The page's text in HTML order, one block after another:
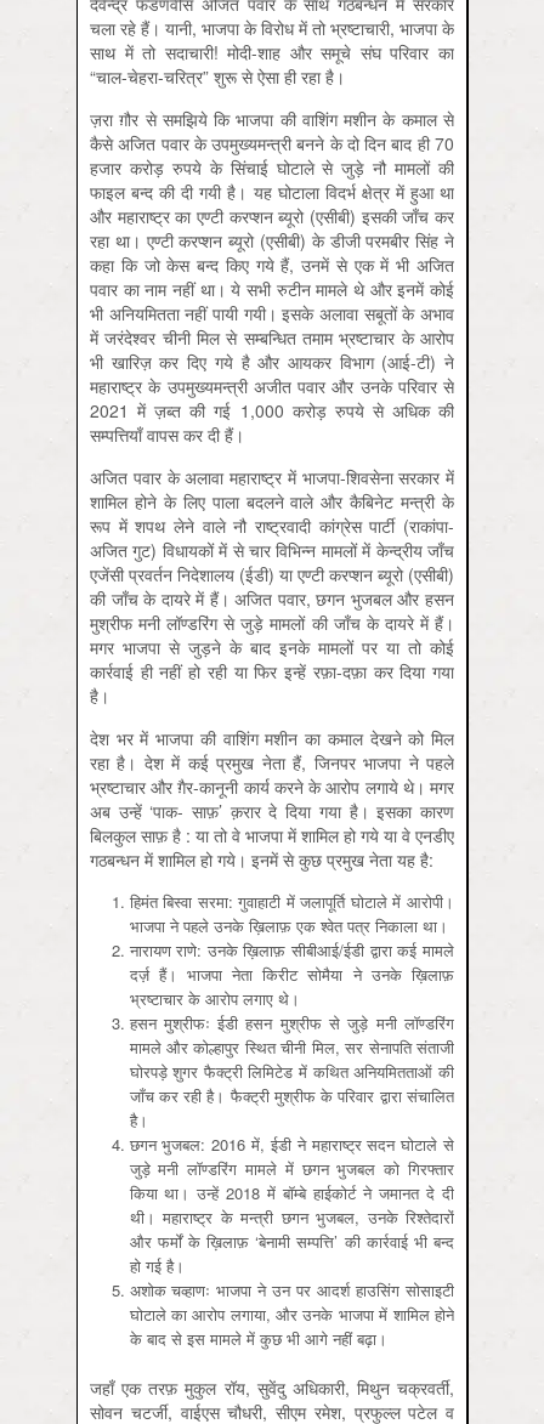
चला रहे हैं। यानी, भाजपा के विरोध में तो भ्रष्टाचारी, भाजपा के
साथ में तो सदाचारी! मोदी-शाह और समूचे संघ परिवार का
“चाल-चेहरा-चरित्र” शुरू से ऐसा ही रहा है।
ज़रा ग़ौर से समझिये कि भाजपा की वाशिंग मशीन के कमाल से
कैसे अजित पवार के उपमुख्यमन्त्री बनने के दो दिन बाद ही 70
हजार करोड़ रुपये के सिंचाई घोटाले से जुड़े नौ मामलों की
फाइल बन्द की दी गयी है। यह घोटाला विदर्भ क्षेत्र में हुआ था
और महाराष्ट्र का एण्टी करप्शन ब्यूरो (एसीबी) इसकी जाँच कर
रहा था। एण्टी करप्शन ब्यूरो (एसीबी) के डीजी परमबीर सिंह ने
कहा कि जो केस बन्द किए गये हैं, उनमें से एक में भी अजित
पवार का नाम नहीं था। ये सभी रुटीन मामले थे और इनमें कोई
भी अनियमितता नहीं पायी गयी। इसके अलावा सबूतों के अभाव
में जरंदेश्वर चीनी मिल से सम्बन्धित तमाम भ्रष्टाचार के आरोप
भी खारिज़ कर दिए गये है और आयकर विभाग (आई-टी) ने
महाराष्ट्र के उपमुख्यमन्त्री अजीत पवार और उनके परिवार से
2021 में ज़ब्त की गई 1,000 करोड़ रुपये से अधिक की
सम्पत्तियाँ वापस कर दी हैं।
अजित पवार के अलावा महाराष्ट्र में भाजपा-शिवसेना सरकार में
शामिल होने के लिए पाला बदलने वाले और कैबिनेट मन्त्री के
रूप में शपथ लेने वाले नौ राष्ट्रवादी कांग्रेस पार्टी (राकांपा-
अजित गुट) विधायकों में से चार विभिन्न मामलों में केन्द्रीय जाँच
एजेंसी प्रवर्तन निदेशालय (ईडी) या एण्टी करप्शन ब्यूरो (एसीबी)
की जाँच के दायरे में हैं। अजित पवार, छगन भुजबल और हसन
मुश्रीफ मनी लॉण्डरिंग से जुड़े मामलों की जाँच के दायरे में हैं।
मगर भाजपा से जुड़ने के बाद इनके मामलों पर या तो कोई
कार्रवाई ही नहीं हो रही या फिर इन्हें रफ़ा-दफ़ा कर दिया गया
है।
देश भर में भाजपा की वाशिंग मशीन का कमाल देखने को मिल
रहा है। देश में कई प्रमुख नेता हैं, जिनपर भाजपा ने पहले
भ्रष्टाचार और ग़ैर-कानूनी कार्य करने के आरोप लगाये थे। मगर
अब उन्हें ‘पाक- साफ़’ क़रार दे दिया गया है। इसका कारण
बिलकुल साफ़ है : या तो वे भाजपा में शामिल हो गये या वे एनडीए
गठबन्धन में शामिल हो गये। इनमें से कुछ प्रमुख नेता यह है:
हिमंत बिस्वा सरमा: गुवाहाटी में जलापूर्ति घोटाले में आरोपी।
भाजपा ने पहले उनके ख़िलाफ़ एक श्वेत पत्र निकाला था।
नारायण राणे: उनके ख़िलाफ़ सीबीआई/ईडी द्वारा कई मामले
दर्ज़ हैं। भाजपा नेता किरीट सोमैया ने उनके ख़िलाफ़
भ्रष्टाचार के आरोप लगाए थे।
हसन मुश्रीफः ईडी हसन मुश्रीफ से जुड़े मनी लॉण्डरिंग
मामले और कोल्हापुर स्थित चीनी मिल, सर सेनापति संताजी
घोरपड़े शुगर फैक्ट्री लिमिटेड में कथित अनियमितताओं की
जाँच कर रही है। फैक्ट्री मुश्रीफ के परिवार द्वारा संचालित
है।
छगन भुजबल: 2016 में, ईडी ने महाराष्ट्र सदन घोटाले से
जुड़े मनी लॉण्डरिंग मामले में छगन भुजबल को गिरफ्तार
किया था। उन्हें 2018 में बॉम्बे हाईकोर्ट ने जमानत दे दी
थी। महाराष्ट्र के मन्त्री छगन भुजबल, उनके रिश्तेदारों
और फर्मों के ख़िलाफ़ ‘बेनामी सम्पत्ति’ की कार्रवाई भी बन्द
हो गई है।
अशोक चव्हाणः भाजपा ने उन पर आदर्श हाउसिंग सोसाइटी
घोटाले का आरोप लगाया, और उनके भाजपा में शामिल होने
के बाद से इस मामले में कुछ भी आगे नहीं बढ़ा।
जहाँ एक तरफ़ मुकुल रॉय, सुवेंदु अधिकारी, मिथुन चक्रवर्ती,
सोवन चटर्जी, वाईएस चौधरी, सीएम रमेश, प्रफुल्ल पटेल व